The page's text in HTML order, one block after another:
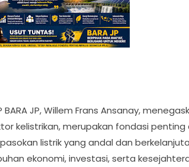
BARA JP, Willem Frans Ansanay,
kelistrikan, merupakan fondasi penting
listrik yang andal dan
ekonomi, investasi, serta